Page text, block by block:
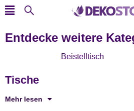
Entdecke weitere
Beistelltisch
Tische
Mehr lesen